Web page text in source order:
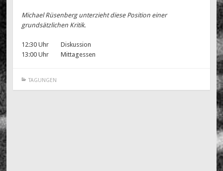
Michael Rüsenberg unterzieht diese Position einer
grundsätzlichen Kritik.
12:30 Uhr Diskussion
13:00 Uhr Mittagessen
TAGUNGEN